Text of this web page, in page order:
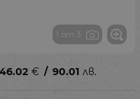
1 от 3
46.02 € / 90.01 лв.